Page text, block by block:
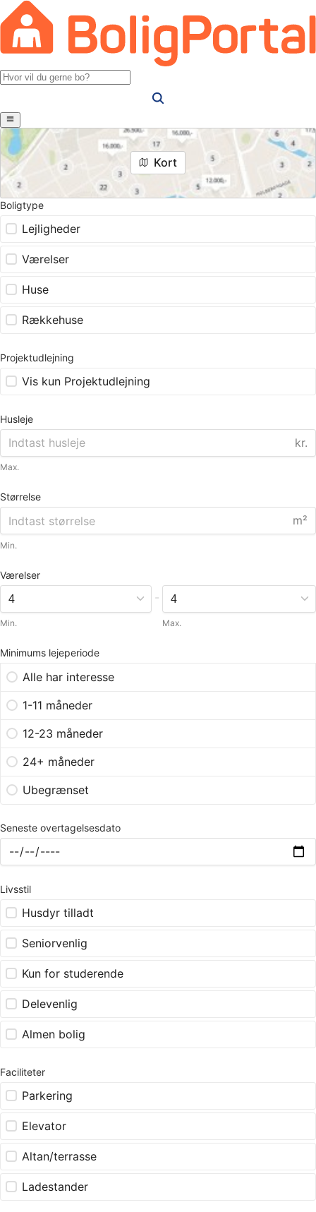
Kort
Boligtype
Lejligheder
Værelser
Huse
Rækkehuse
Projektudlejning
Vis kun Projektudlejning
Husleje
kr.
Max.
Størrelse
m²
Min.
Værelser
Min.
-
Max.
Minimums lejeperiode
Alle har interesse
1-11 måneder
12-23 måneder
24+ måneder
Ubegrænset
Seneste overtagelsesdato
Livsstil
Husdyr tilladt
Seniorvenlig
Kun for studerende
Delevenlig
Almen bolig
Faciliteter
Parkering
Elevator
Altan/terrasse
Ladestander